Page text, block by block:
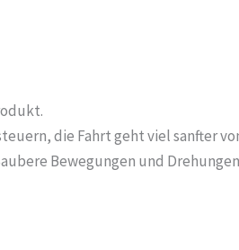
die Fahrt geht viel sanfter
Bewegungen und